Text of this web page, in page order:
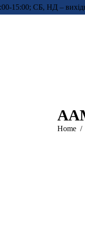
15:00; СБ, НД –
You are
Home